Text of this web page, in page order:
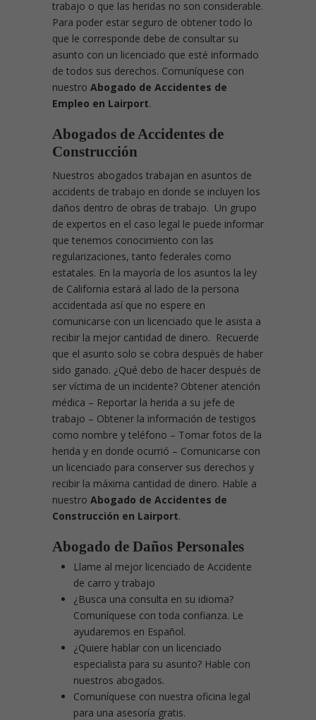
trabajo o que las heridas no son considerable.
Para poder estar seguro de obtener todo lo
que le corresponde debe de consultar su
asunto con un licenciado que esté informado
de todos sus derechos. Comuníquese con
nuestro Abogado de Accidentes de
Empleo en Lairport.
Abogados de Accidentes de
Construcción
Nuestros abogados trabajan en asuntos de
accidents de trabajo en donde se incluyen los
daños dentro de obras de trabajo. Un grupo
de expertos en el caso legal le puede informar
que tenemos conocimiento con las
regularizaciones, tanto federales como
estatales. En la mayoría de los asuntos la ley
de California estará al lado de la persona
accidentada así que no espere en
comunicarse con un licenciado que le asista a
recibir la mejor cantidad de dinero. Recuerde
que el asunto solo se cobra después de haber
sido ganado. ¿Qué debo de hacer después de
ser víctima de un incidente? Obtener atención
médica – Reportar la herida a su jefe de
trabajo – Obtener la información de testigos
como nombre y teléfono – Tomar fotos de la
herida y en donde ocurrió – Comunicarse con
un licenciado para conserver sus derechos y
recibir la máxima cantidad de dinero. Hable a
nuestro Abogado de Accidentes de
Construcción en Lairport.
Abogado de Daños Personales
Llame al mejor licenciado de Accidente
de carro y trabajo
¿Busca una consulta en su idioma?
Comuníquese con toda confianza. Le
ayudaremos en Español.
¿Quiere hablar con un licenciado
especialista para su asunto? Hable con
nuestros abogados.
Comuníquese con nuestra oficina legal
para una asesoría gratis.